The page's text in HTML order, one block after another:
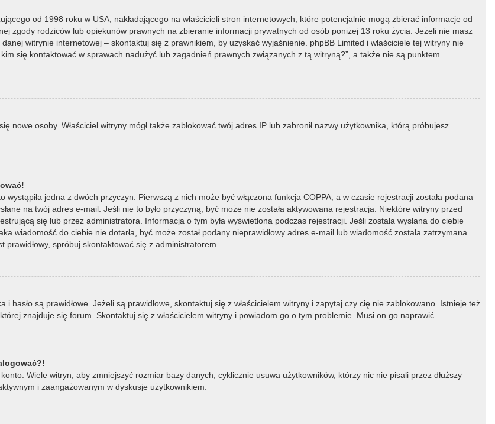
od 1998 roku w USA, nakładającego na właścicieli stron internetowych, które potencjalnie mogą zbierać informacje od
zgody rodziców lub opiekunów prawnych na zbieranie informacji prywatnych od osób poniżej 13 roku życia. Jeżeli nie masz
witrynie internetowej – skontaktuj się z prawnikiem, by uzyskać wyjaśnienie. phpBB Limited i właściciele tej witryny nie
się kontaktować w sprawach nadużyć lub zagadnień prawnych związanych z tą witryną?”, a także nie są punktem
nowe osoby. Właściciel witryny mógł także zablokować twój adres IP lub zabronił nazwy użytkownika, którą próbujesz
jedna z dwóch przyczyn. Pierwszą z nich może być włączona funkcja COPPA, a w czasie rejestracji została podana
na twój adres e-mail. Jeśli nie to było przyczyną, być może nie została aktywowana rejestracja. Niektóre witryny przed
się lub przez administratora. Informacja o tym była wyświetlona podczas rejestracji. Jeśli została wysłana do ciebie
wiadomość do ciebie nie dotarła, być może został podany nieprawidłowy adres e-mail lub wiadomość została zatrzymana
spróbuj skontaktować się z administratorem.
hasło są prawidłowe. Jeżeli są prawidłowe, skontaktuj się z właścicielem witryny i zapytaj czy cię nie zablokowano. Istnieje też
znajduje się forum. Skontaktuj się z właścicielem witryny i powiadom go o tym problemie. Musi on go naprawić.
Wiele witryn, aby zmniejszyć rozmiar bazy danych, cyklicznie usuwa użytkowników, którzy nic nie pisali przez dłuższy
i zaangażowanym w dyskusje użytkownikiem.